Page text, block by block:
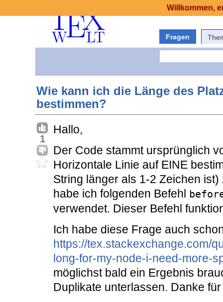
Fragen
Wie kann ich die Länge des
bestimmen?
1
Hallo,
Der Code stammt ursprünglich
Horizontale Linie auf EINE
String länger als 1-2 Zeichen
habe ich folgenden Befehl
verwendet. Dieser Befehl
Ich habe diese Frage auch
https://tex.stackexchange.com/
long-for-my-node-i-need-more-
möglichst bald ein Ergebnis
Duplikate unterlassen. Danke
Willkommen,